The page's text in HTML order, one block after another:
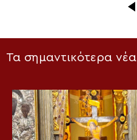
Τα σημαντικότερα νέα